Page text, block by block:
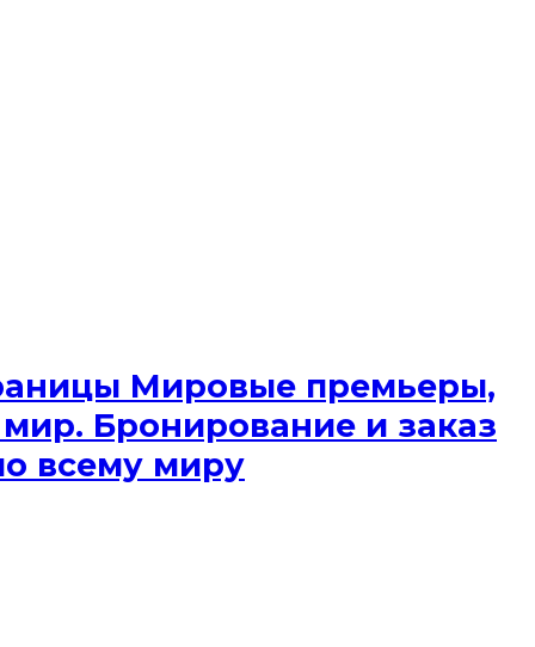
Мировые премьеры,
Бронирование и заказ
всему миру